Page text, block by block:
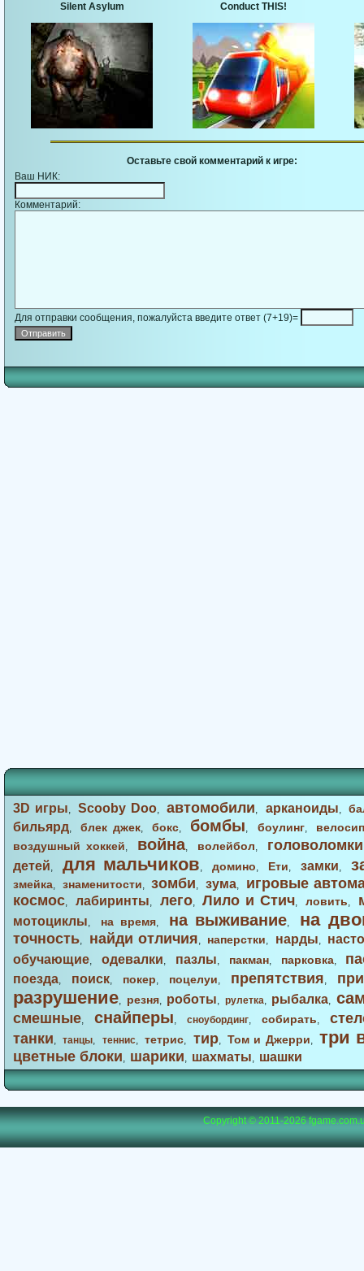
Silent Asylum Conduct THIS!
Оставьте свой комментарий к игре:
Ваш НИК:
Комментарий:
Для отправки сообщения, пожалуйста введите ответ (7+19)=
3D игры,Scooby Doo,автомобили, арканоиды,
бильярд,блек джек,бокс, бомбы, боулинг,
воздушный хоккей, война, волейбол, головоломки
детей, для мальчиков, домино, Ети, замки,
змейка, знаменитости,зомби, зума,
игровые
космос, лабиринты, лего,Лило и Стич,ловить,
мотоциклы, на время, на выживание, на
точность, найди отличия, наперстки, нарды,
обучающие, одевалки, пазлы, пакман, парковка,
поезда, поиск, покер, поцелуи, препятствия,
разрушение, резня, роботы, рулетка, рыбалка,
смешные, снайперы, сноубординг, собирать,
танки,танцы, теннис,тетрис, тир,Том и Джерри, три
цветные блоки, шарики, шахматы, шашки
Copyright © 2011-2026